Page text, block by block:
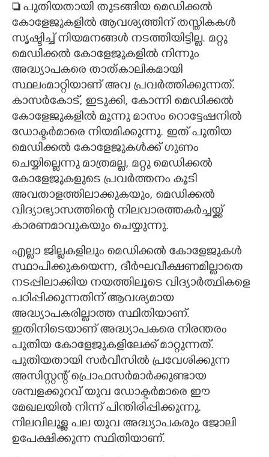
 പുതിയതായി തുടങ്ങിയ മെഡിക്കൽ
കോളേജുകളിൽ ആവശ്യത്തിന് തസ്തികകൾ
സൃഷ്ടിച്ച് നിയമനങ്ങൾ നടത്തിയിട്ടില്ല. മറ്റു
മെഡിക്കൽ കോളേജുകളിൽ നിന്നും
അദ്ധ്യാപകരെ താത്കാലികമായി
സ്ഥലംമാറ്റിയാണ് അവ പ്രവർത്തിക്കുന്നത്.
കാസർകോട്, ഇടുക്കി, കോന്നി മെഡിക്കൽ
കോളേജുകളിൽ മൂന്നു മാസം റൊട്ടേഷനിൽ
ഡോക്ടർമാരെ നിയമിക്കുന്നു. ഇത് പുതിയ
മെഡിക്കൽ കോളേജുകൾക്ക് ഗുണം
ചെയ്യില്ലെന്നു മാത്രമല്ല, മറ്റു മെഡിക്കൽ
കോളേജുകളുടെ പ്രവർത്തനം കൂടി
അവതാളത്തിലാക്കുകയും,​ മെഡിക്കൽ
വിദ്യാഭ്യാസത്തിന്റെ നിലവാരത്തകർച്ചയ്ക്ക്
കാരണമാവുകയും ചെയ്യുന്നു.
എല്ലാ ജില്ലകളിലും മെഡിക്കൽ കോളേജുകൾ
സ്ഥാപിക്കുകയെന്ന,​ ദീർഘവീക്ഷണമില്ലാതെ
നടപ്പിലാക്കിയ നയത്തിലൂടെ വിദ്യാർത്ഥികളെ
പഠിപ്പിക്കുന്നതിന് ആവശ്യമായ
അദ്ധ്യാപകരില്ലാത്ത സ്ഥിതിയാണ്.
ഇതിനിടെയാണ് അദ്ധ്യാപകരെ നിരന്തരം
പുതിയ കോളേജുകളിലേക്ക് മാറ്റുന്നത്.
പുതിയതായി സർവീസിൽ പ്രവേശിക്കുന്ന
അസിസ്റ്റന്റ് പ്രൊഫസർമാർക്കുണ്ടായ
ശമ്പളക്കുറവ് യുവ ഡോക്ടർമാരെ ഈ
മേഖലയിൽ നിന്ന് പിന്തിരിപ്പിക്കുന്നു.
നിലവിലുള്ള പല യുവ അദ്ധ്യാപകരും ജോലി
ഉപേക്ഷിക്കുന്ന സ്ഥിതിയാണ്.